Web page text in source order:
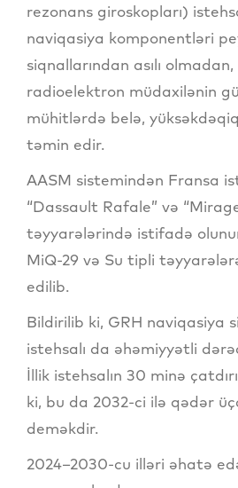
rezonans giroskopları)
naviqasiya komponentləri
siqnallarından asılı
radioelektron müdaxilənin
mühitlərdə belə,
təmin edir.
AASM sistemindən Fransa
“Dassault Rafale” və
təyyarələrində istifadə
MiQ-29 və Su tipli
edilib.
Bildirilib ki, GRH naviqasiya
istehsalı da əhəmiyyətli
İllik istehsalın 30 minə
ki, bu da 2032-ci ilə qədər
deməkdir.
2024–2030-cu illəri əhatə